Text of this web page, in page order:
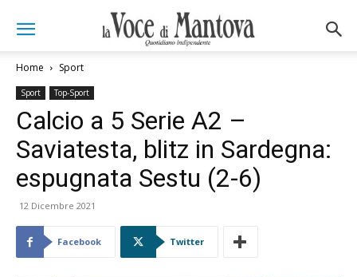
Home Sport
Sport Top-Sport
Calcio a 5 Serie A2 –
Saviatesta, blitz in Sardegna:
espugnata Sestu (2-6)
12 Dicembre 2021
Facebook Twitter